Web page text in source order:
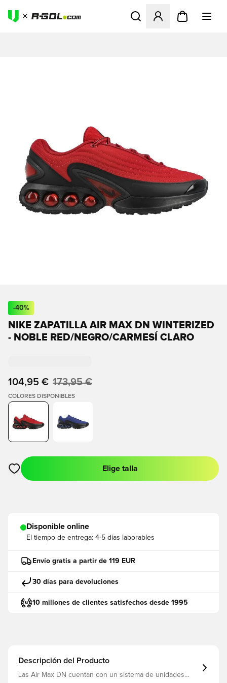
Abre un modal para iniciar
-40%
NIKE ZAPATILLA AIR MAX DN WINTERIZED
- NOBLE RED/NEGRO/CARMESÍ CLARO
104,95 € 173,95 €
COLORES DISPONIBLES
Abre un modal para iniciar sesión o registrarse como miembro
Elige talla
Disponible online
El tiempo de entrega: 4-5 días laborables
Envío gratis a partir de 119 EUR
30 días para devoluciones
10 millones de clientes satisfechos desde 1995
Descripción del Producto
Las Air Max DN cuentan con un sistema de unidades